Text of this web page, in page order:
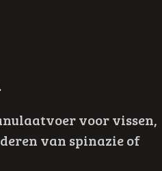
voor vissen,
van spinazie of